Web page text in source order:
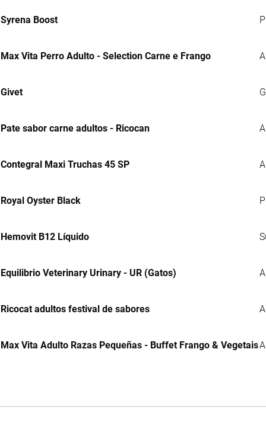
Syrena Boost
Max Vita Perro Adulto - Selection Carne e Frango
Givet
Pate sabor carne adultos - Ricocan
Contegral Maxi Truchas 45 SP
Royal Oyster Black
Hemovit B12 Líquido
Equilibrio Veterinary Urinary - UR (Gatos)
Ricocat adultos festival de sabores
Max Vita Adulto Razas Pequeñas - Buffet Frango & Vegetais